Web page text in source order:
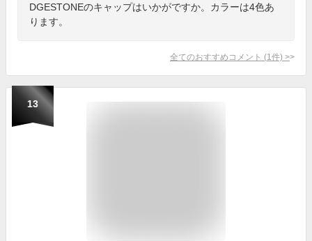
DGESTONEのキャップはいかがですか。カラーは4色あ
ります。
全てのおすすめコメント (1 件) >
13